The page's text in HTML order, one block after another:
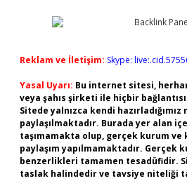
Reklam ve İletişim: Skype:
Yasal Uyarı: Bu internet sitesi,
veya şahıs şirketi ile hiçbir
Sitede yalnızca kendi
paylaşılmaktadır. Burada yer alan
taşımamakta olup, gerçek kurum ve
paylaşım yapılmamaktadır. Gerçek
benzerlikleri tamamen tesadüfidir.
taslak halindedir ve tavsiye niteliği